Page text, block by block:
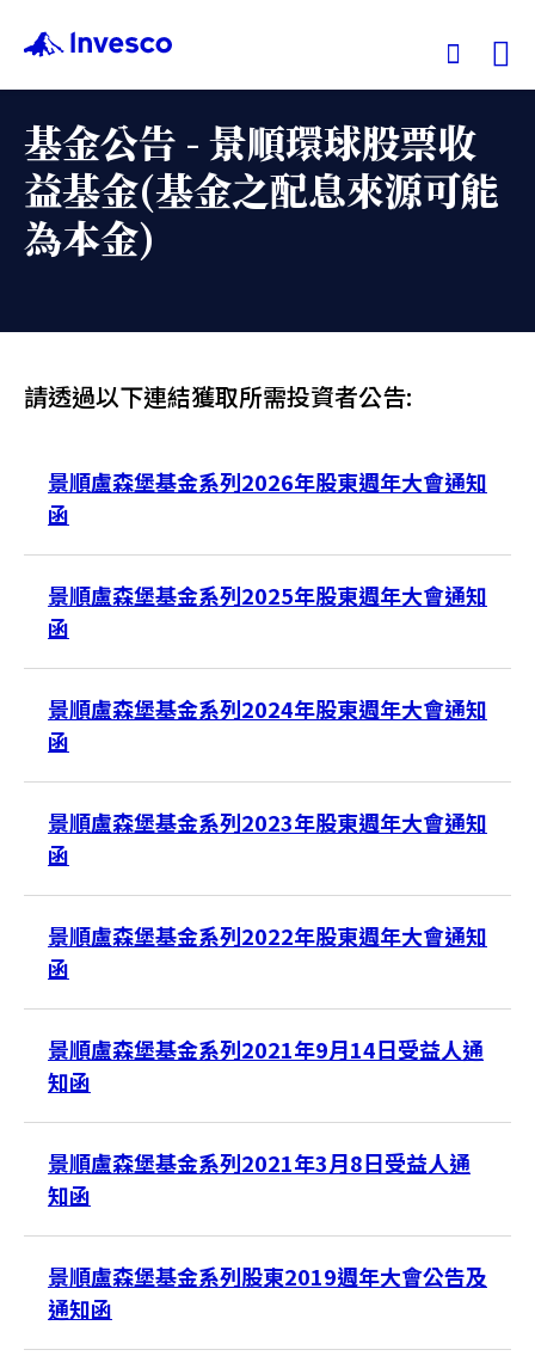
我們的基金
投資觀點
服務中心
關於景順
台灣
聯絡我們
基金公告 - 景順環球股票收
益基金(基金之配息來源可能
為本金)
請透過以下連結獲取所需投資者公告:
景順盧森堡基金系列2026年股東週年大會通知
函
景順盧森堡基金系列2025年股東週年大會通知
函
景順盧森堡基金系列2024年股東週年大會通知
函
景順盧森堡基金系列2023年股東週年大會通知
函
景順盧森堡基金系列2022年股東週年大會通知
函
景順盧森堡基金系列2021年9月14日受益人通
知函
景順盧森堡基金系列2021年3月8日受益人通
知函
景順盧森堡基金系列股東2019週年大會公告及
通知函